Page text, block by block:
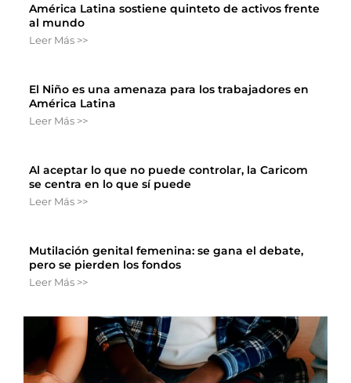
América Latina sostiene quinteto de activos frente
al mundo
Leer Más >>
El Niño es una amenaza para los trabajadores en
América Latina
Leer Más >>
Al aceptar lo que no puede controlar, la Caricom
se centra en lo que sí puede
Leer Más >>
Mutilación genital femenina: se gana el debate,
pero se pierden los fondos
Leer Más >>